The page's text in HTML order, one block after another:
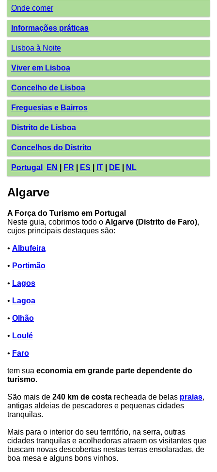
Onde comer
Informações práticas
Lisboa à Noite
Viver em Lisboa
Concelho de Lisboa
Freguesias e Bairros
Distrito de Lisboa
Concelhos do Distrito
Portugal EN FR ES IT DE NL
Algarve
A Força do Turismo em Portugal
Neste guia, cobrimos todo o Algarve (Distrito de Faro),
cujos principais destaques são:
• Albufeira
• Portimão
• Lagos
• Lagoa
• Olhão
• Loulé
• Faro
tem sua economia em grande parte dependente do
turismo.
São mais de 240 km de costa recheada de belas praias,
antigas aldeias de pescadores e pequenas cidades
tranquilas.
Mais para o interior do seu território, na serra, outras
cidades tranquilas e acolhedoras atraem os visitantes que
buscam novas descobertas nestas terras ensolaradas, de
boa mesa e alguns bons vinhos.